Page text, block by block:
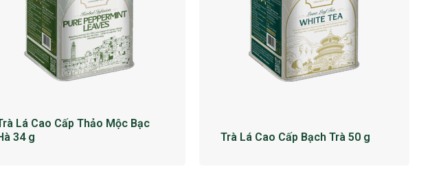
Lá Cao Cấp Thảo Mộc Bạc
34 g
Trà Lá Cao Cấp Bạch Trà 50 g